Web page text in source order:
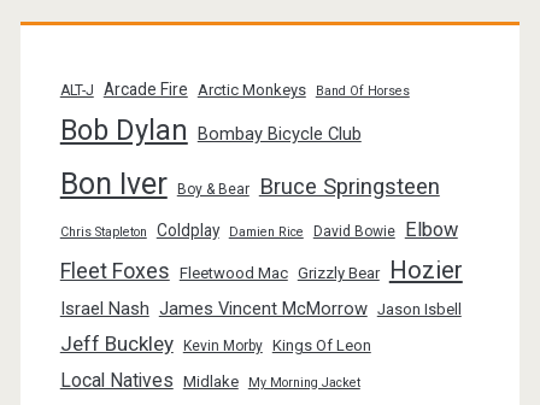
ALT-J Arcade Fire Arctic Monkeys Band Of Horses
Bob Dylan Bombay Bicycle Club
Bon Iver Boy & Bear Bruce Springsteen
Chris Stapleton Coldplay Damien Rice David Bowie Elbow
Fleet Foxes Fleetwood Mac Grizzly Bear Hozier
Israel Nash James Vincent McMorrow Jason Isbell
Jeff Buckley Kevin Morby Kings Of Leon
Local Natives Midlake My Morning Jacket